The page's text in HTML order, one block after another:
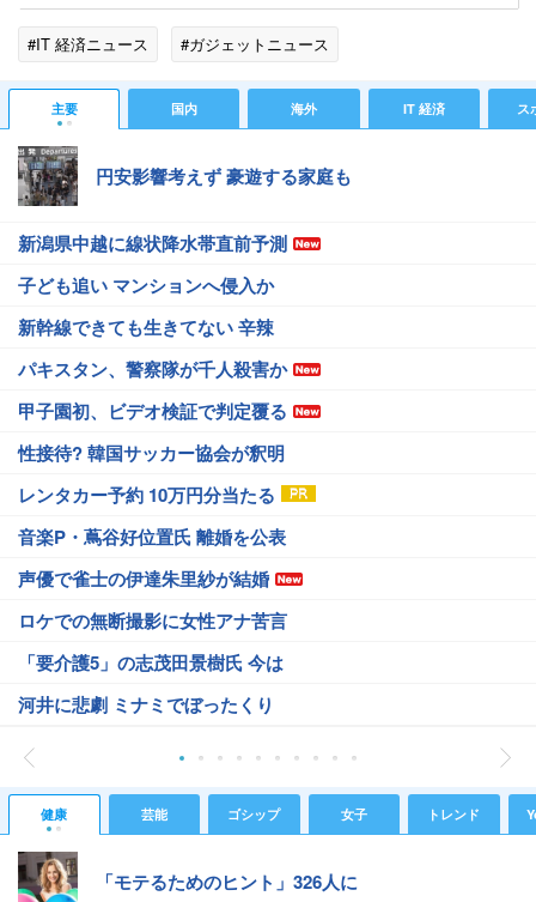
#IT 経済ニュース #ガジェットニュース
主要 国内 海外 IT 経済 ス
円安影響考えず 豪遊する家庭も
新潟県中越に線状降水帯直前予測
子ども追い マンションへ侵入か
新幹線できても生きてない 辛辣
パキスタン、警察隊が千人殺害か
甲子園初、ビデオ検証で判定覆る
性接待? 韓国サッカー協会が釈明
レンタカー予約 10万円分当たる
音楽P・蔦谷好位置氏 離婚を公表
声優で雀士の伊達朱里紗が結婚
ロケでの無断撮影に女性アナ苦言
「要介護5」の志茂田景樹氏 今は
河井に悲劇 ミナミでぼったくり
健康 芸能 ゴシップ 女子 トレンド
「モテるためのヒント」326人に